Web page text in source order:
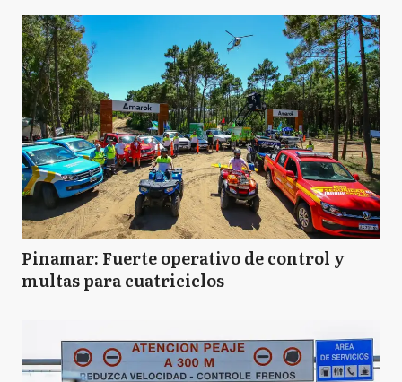
Pinamar: Fuerte operativo de control y
multas para cuatriciclos